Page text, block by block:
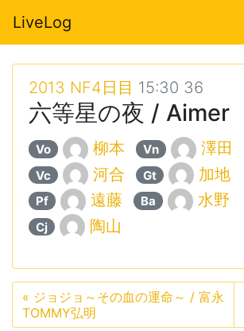
LiveLog
2013 NF4日目 15:30 36
六等星の夜 / Aimer
Vo 柳本 Vn 澤田
Vc 河合 Gt 加地
Pf 遠藤 Ba 水野
Cj 陶山
« ジョジョ～その血の運命～ / 富永
TOMMY弘明